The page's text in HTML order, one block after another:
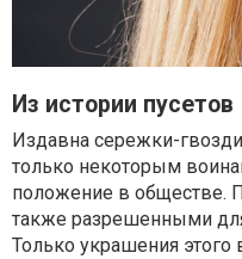
Из истории пусетов
Издавна сережки-
только некоторым
положение в обществе.
также разрешенными
Только украшения этого